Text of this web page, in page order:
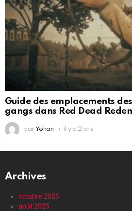
Guide des emplacements
gangs dans Red Dead
par Yohan il y a 2 ans
Archives
octobre 2025
août 2025